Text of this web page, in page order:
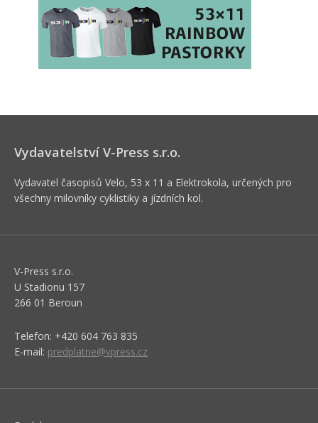
Vydavatelství V-Press s.r.o.
Vydavatel časopisů Velo, 53 x 11 a Elektrokola, určených pro
všechny milovníky cyklistiky a jízdních kol.
V-Press s.r.o.
U Stadionu 157
266 01 Beroun
Telefon: +420 604 763 835
E-mail: predplatne@vpress.cz